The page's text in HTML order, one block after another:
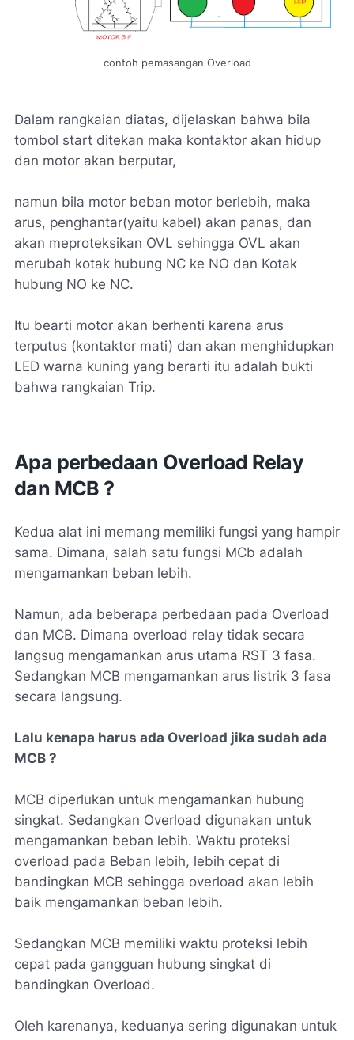
contoh pemasangan Overload
Dalam rangkaian diatas, dijelaskan bahwa bila
tombol start ditekan maka kontaktor akan hidup
dan motor akan berputar,
namun bila motor beban motor berlebih, maka
arus, penghantar(yaitu kabel) akan panas, dan
akan meproteksikan OVL sehingga OVL akan
merubah kotak hubung NC ke NO dan Kotak
hubung NO ke NC.
Itu bearti motor akan berhenti karena arus
terputus (kontaktor mati) dan akan menghidupkan
LED warna kuning yang berarti itu adalah bukti
bahwa rangkaian Trip.
Apa perbedaan Overload Relay
dan MCB ?
Kedua alat ini memang memiliki fungsi yang hampir
sama. Dimana, salah satu fungsi MCb adalah
mengamankan beban lebih.
Namun, ada beberapa perbedaan pada Overload
dan MCB. Dimana overload relay tidak secara
langsug mengamankan arus utama RST 3 fasa.
Sedangkan MCB mengamankan arus listrik 3 fasa
secara langsung.
Lalu kenapa harus ada Overload jika sudah ada
MCB ?
MCB diperlukan untuk mengamankan hubung
singkat. Sedangkan Overload digunakan untuk
mengamankan beban lebih. Waktu proteksi
overload pada Beban lebih, lebih cepat di
bandingkan MCB sehingga overload akan lebih
baik mengamankan beban lebih.
Sedangkan MCB memiliki waktu proteksi lebih
cepat pada gangguan hubung singkat di
bandingkan Overload.
Oleh karenanya, keduanya sering digunakan untuk